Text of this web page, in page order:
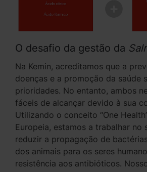
O desafio da gestão da
Na Kemin, acreditamos que a
doenças e a promoção da saúde
prioridades. No entanto, ambos
fáceis de alcançar devido à sua
Utilizando o conceito “One
Europeia, estamos a trabalhar no
reduzir a propagação de
dos animais para os seres
resistência aos antibióticos.